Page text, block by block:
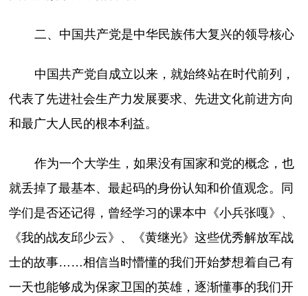
二、中国共产党是中华民族伟大复兴的领导核心
中国共产党自成立以来，就始终站在时代前列，
代表了先进社会生产力发展要求、先进文化前进方向
和最广大人民的根本利益。
作为一个大学生，如果没有国家和党的概念，也
就丢掉了最基本、最起码的身份认知和价值观念。同
学们是否还记得，曾经学习的课本中《小兵张嘎》、
《我的战友邱少云》、《黄继光》这些优秀解放军战
士的故事……相信当时懵懂的我们开始梦想着自己有
一天也能够成为保家卫国的英雄，逐渐懂事的我们开